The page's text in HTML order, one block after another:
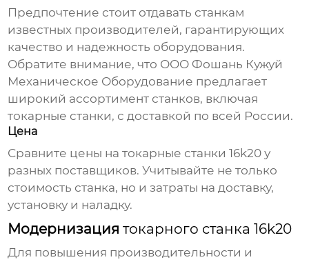
Предпочтение стоит отдавать станкам
известных производителей, гарантирующих
качество и надежность оборудования.
Обратите внимание, что ООО Фошань Кужуй
Механическое Оборудование предлагает
широкий ассортимент станков, включая
токарные станки, с доставкой по всей России.
Цена
Сравните цены натокарные станки 16k20 у
разных поставщиков. Учитывайте не только
стоимость станка, но и затраты на доставку,
установку и наладку.
Модернизациятокарного станка 16k20
Для повышения производительности и